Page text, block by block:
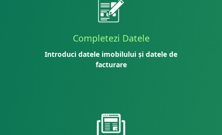
Completezi Datele
Introduci datele imobilului și datele de
facturare